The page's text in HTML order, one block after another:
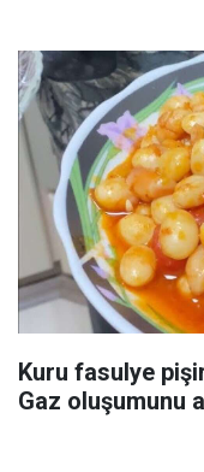
Kuru fasulye
Gaz oluşumunu